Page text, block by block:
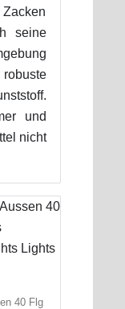
seine
und
nicht
40 Flg